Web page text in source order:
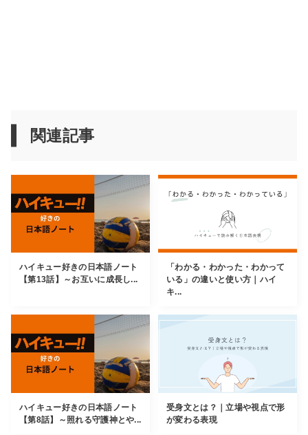
関連記事
ハイキュー好きの日本語ノート
【第13話】～お互いに成長し...
「わかる・わかった・わかって
いる」の違いと使い方｜ハイ
キ...
ハイキュー好きの日本語ノート
【第8話】～照れる守護神とや...
受身文とは？｜立場や視点で形
が変わる表現